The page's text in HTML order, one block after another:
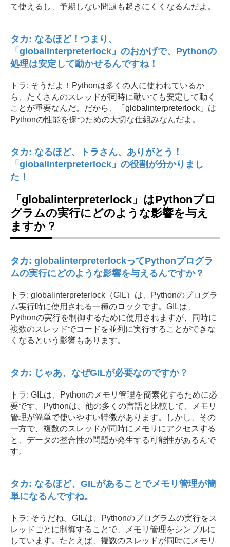
て使えるし、予期しない問題も起きにくくなるんだよ。
タカ: なるほど！つまり、
「globalinterpreterlock」のおかげで、Pythonの
処理は安定して動かせるんですね！
トラ: そうだよ！Pythonは多くの人に使われているか
ら、たくさんのスレッドが同時に動いても安定して動く
ことが重要なんだ。だから、「globalinterpreterlock」は
Pythonの性能を保つための大切な仕組みなんだよ。
タカ: なるほど、トラさん、ありがとう！
「globalinterpreterlock」の役割が分かりまし
た！
「globalinterpreterlock」はPythonプロ
グラムの実行にどのような影響を与え
ますか？
タカ: globalinterpreterlockってPythonプログラ
ムの実行にどのような影響を与えるんですか？
トラ: globalinterpreterlock（GIL）は、Pythonのプログラ
ム実行時に使用される一種のロックです。GILは、
Pythonの実行を制御するために使用されますが、同時に
複数のスレッドでコードを並列に実行することができな
くなるという影響もあります。
タカ: じゃあ、なぜGILが必要なのですか？
トラ: GILは、Pythonのメモリ管理を簡素化するために必
要です。Pythonは、他の多くの言語と比較して、メモリ
管理が簡単で使いやすい特徴があります。しかし、その
一方で、複数のスレッドが同時にメモリにアクセスする
と、データの整合性の問題が発生する可能性があるんで
す。
タカ: なるほど、GILがあることでメモリ管理が簡
単になるんですね。
トラ: そうだね。GILは、Pythonのプログラムの実行をス
レッドごとに制御することで、メモリ管理をシンプルに
しています。たとえば、複数のスレッドが同時にメモリ